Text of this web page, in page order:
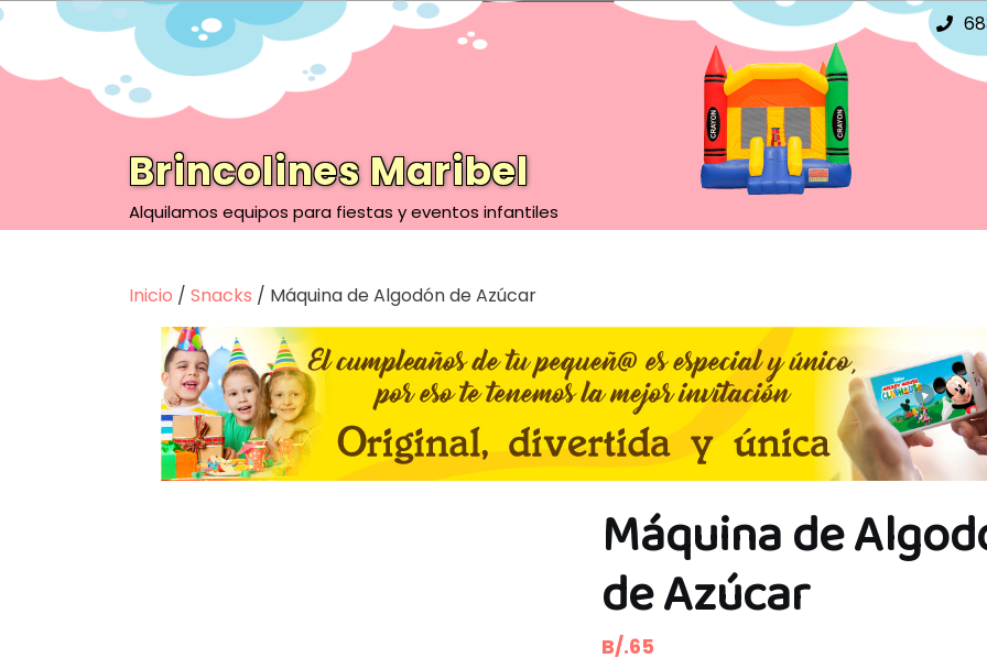
Saltar
contenido
Brincolines Maribel
Alquilamos equipos para fiestas y eventos infantiles
Inicio / Snacks / Máquina de Algodón de Azúcar
Máquina de
de Azúcar
B/.65